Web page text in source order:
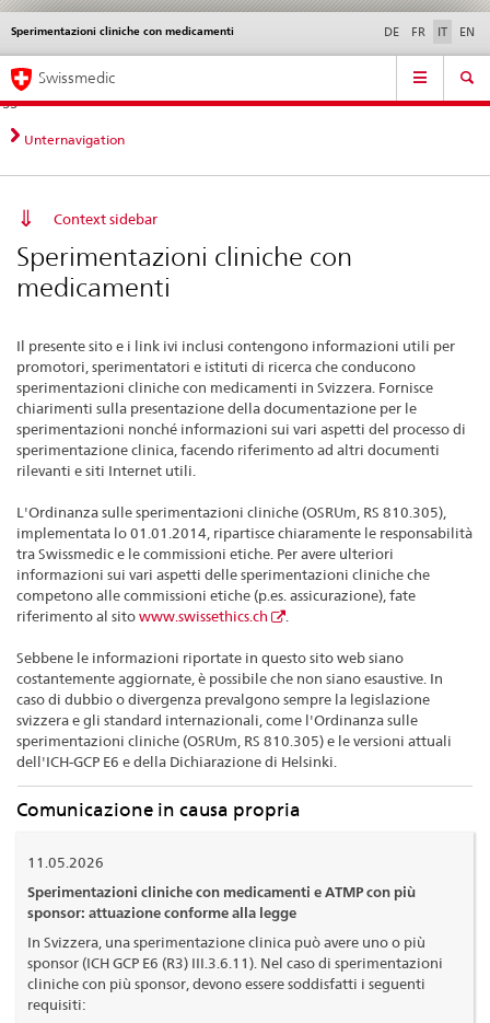
Navigazione
diretta:
novità,
aspetti
contatto
Novità &
norme
Contatto | Supporto &
aiuto
Sperimentazioni cliniche con medicamenti DE FR IT EN
Service
Navigation
Swissmedic
Unternavigation
Context sidebar
Sperimentazioni cliniche con
medicamenti
Il presente sito e i link ivi inclusi contengono informazioni utili per
promotori, sperimentatori e istituti di ricerca che conducono
sperimentazioni cliniche con medicamenti in Svizzera. Fornisce
chiarimenti sulla presentazione della documentazione per le
sperimentazioni nonché informazioni sui vari aspetti del processo di
sperimentazione clinica, facendo riferimento ad altri documenti
rilevanti e siti Internet utili.
L'Ordinanza sulle sperimentazioni cliniche (OSRUm, RS 810.305),
implementata lo 01.01.2014, ripartisce chiaramente le responsabilità
tra Swissmedic e le commissioni etiche. Per avere ulteriori
informazioni sui vari aspetti delle sperimentazioni cliniche che
competono alle commissioni etiche (p.es. assicurazione), fate
riferimento al sitowww.swissethics.ch
Sebbene le informazioni riportate in questo sito web siano
costantemente aggiornate, è possibile che non siano esaustive. In
caso di dubbio o divergenza prevalgono sempre la legislazione
svizzera e gli standard internazionali, come l'Ordinanza sulle
sperimentazioni cliniche (OSRUm, RS 810.305) e le versioni attuali
dell'ICH-GCP E6 e della Dichiarazione di Helsinki.
Comunicazione in causa propria
11.05.2026
Sperimentazioni cliniche con medicamenti e ATMP con più
sponsor: attuazione conforme alla legge
In Svizzera, una sperimentazione clinica può avere uno o più
sponsor (ICH GCP E6 (R3) III.3.6.11). Nel caso di sperimentazioni
cliniche con più sponsor, devono essere soddisfatti i seguenti
requisiti: